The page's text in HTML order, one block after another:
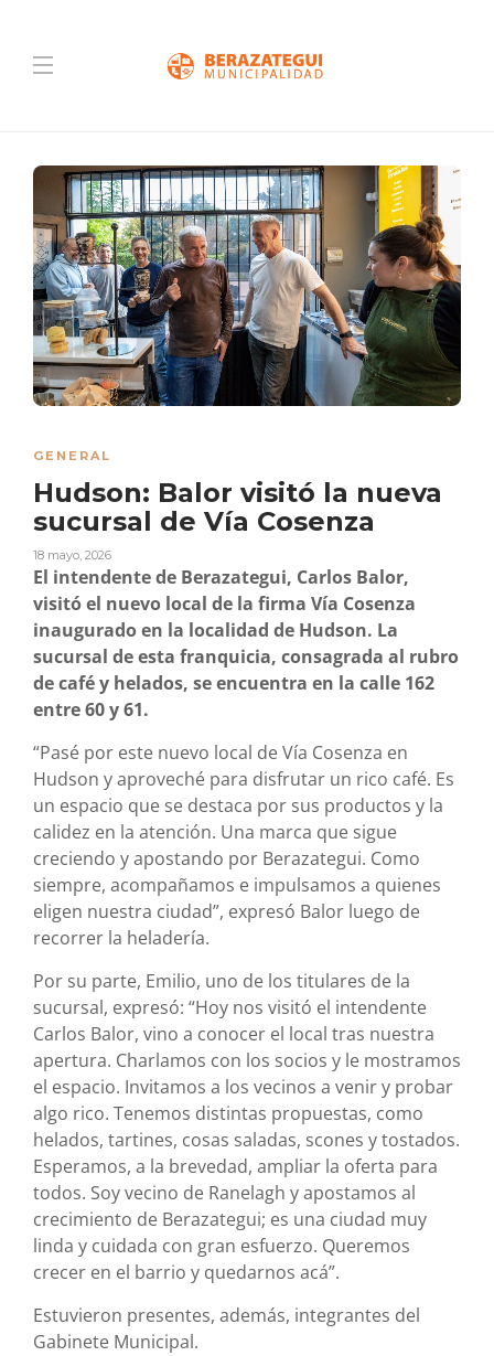
GENERAL
Hudson: Balor visitó la nueva
sucursal de Vía Cosenza
18 mayo, 2026
El intendente de Berazategui, Carlos Balor,
visitó el nuevo local de la firma Vía Cosenza
inaugurado en la localidad de Hudson. La
sucursal de esta franquicia, consagrada al rubro
de café y helados, se encuentra en la calle 162
entre 60 y 61.
“Pasé por este nuevo local de Vía Cosenza en
Hudson y aproveché para disfrutar un rico café. Es
un espacio que se destaca por sus productos y la
calidez en la atención. Una marca que sigue
creciendo y apostando por Berazategui. Como
siempre, acompañamos e impulsamos a quienes
eligen nuestra ciudad”, expresó Balor luego de
recorrer la heladería.
Por su parte, Emilio, uno de los titulares de la
sucursal, expresó: “Hoy nos visitó el intendente
Carlos Balor, vino a conocer el local tras nuestra
apertura. Charlamos con los socios y le mostramos
el espacio. Invitamos a los vecinos a venir y probar
algo rico. Tenemos distintas propuestas, como
helados, tartines, cosas saladas, scones y tostados.
Esperamos, a la brevedad, ampliar la oferta para
todos. Soy vecino de Ranelagh y apostamos al
crecimiento de Berazategui; es una ciudad muy
linda y cuidada con gran esfuerzo. Queremos
crecer en el barrio y quedarnos acá”.
Estuvieron presentes, además, integrantes del
Gabinete Municipal.